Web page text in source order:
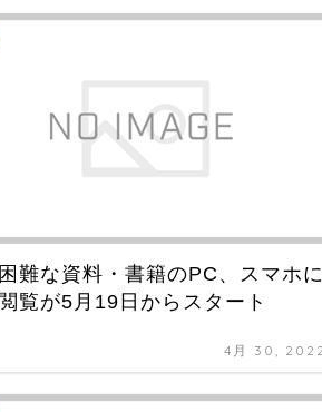
難な資料・書籍のPC、スマホ
覧が5月19日からスタート
4月 30,